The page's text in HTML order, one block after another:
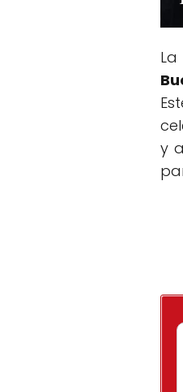
La
y